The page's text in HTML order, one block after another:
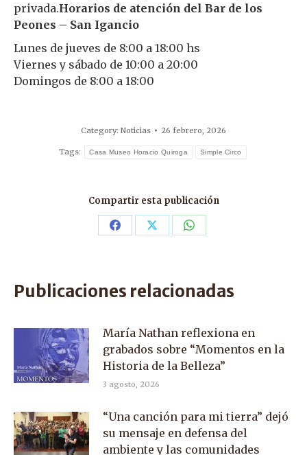
privada.Horarios de atención del Bar de los
Peones – San Igancio
Lunes de jueves de 8:00 a 18:00 hs
Viernes y sábado de 10:00 a 20:00
Domingos de 8:00 a 18:00
Category: Noticias 26 febrero, 2026
Tags: Casa Museo Horacio Quiroga Simple Circo
Compartir esta publicación
Share Share Share
Publicaciones relacionadas
María Nathan reflexiona en
grabados sobre “Momentos en la
Historia de la Belleza”
3 agosto, 2026
“Una canción para mi tierra” dejó
su mensaje en defensa del
ambiente y las comunidades